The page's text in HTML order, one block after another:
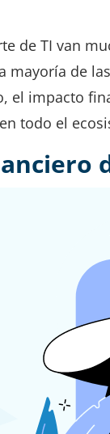
de TI van
mayoría de
el impacto
todo el